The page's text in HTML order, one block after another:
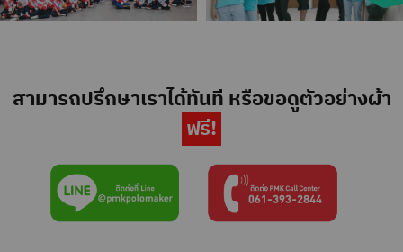
สามารถปรึกษาเราได้ทันที หรือขอดูตัวอย่างผ้า
ฟรี!